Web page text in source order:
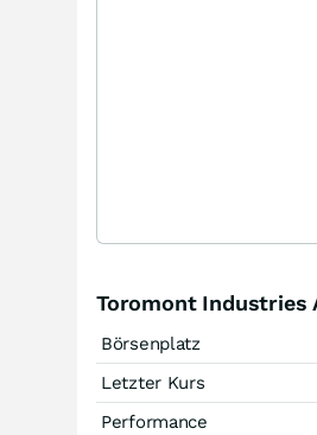
Toromont Industries
Börsenplatz
Letzter Kurs
Performance